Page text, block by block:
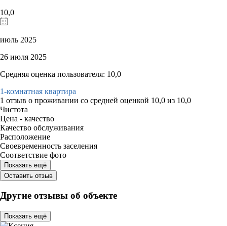
10,0
июль 2025
26 июля 2025
Средняя оценка пользователя: 10,0
1-комнатная квартира
1 отзыв о проживании со средней оценкой 10,0 из 10,0
Чистота
Цена - качество
Качество обслуживания
Расположение
Своевременность заселения
Соответствие фото
Показать ещё
Оставить отзыв
Другие отзывы об объекте
Показать ещё